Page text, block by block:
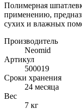
Полимерная
применению,
сухих и влажных
Производитель
Neomid
Артикул
500019
Сроки хранения
24 месяца
Вес
7 кг